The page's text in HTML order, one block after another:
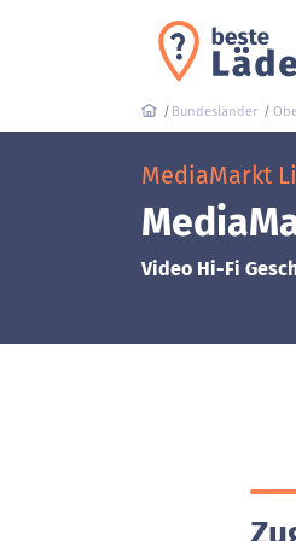
Bundesländer
MediaMarkt
Video Hi-Fi